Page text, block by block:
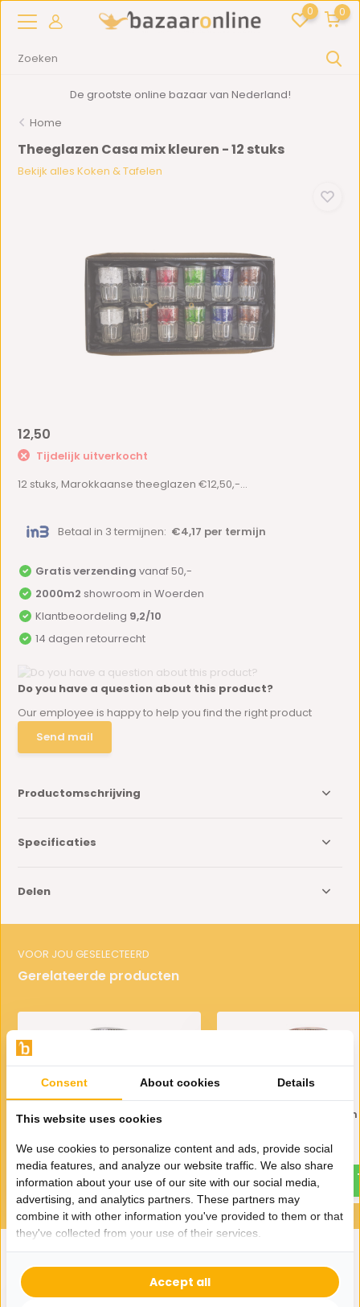
0 0
De grootste online bazaar van Nederland!
Home
Theeglazen Casa mix kleuren - 12 stuks
Bekijk alles Koken & Tafelen
12,50
Tijdelijk uitverkocht
12 stuks, Marokkaanse theeglazen €12,50,-...
Betaal in 3 termijnen: €4,17 per termijn
Gratis verzending vanaf 50,-
2000m2 showroom in Woerden
Klantbeoordeling 9,2/10
14 dagen retourrecht
Do you have a question about this product?
Our employee is happy to help you find the right product
Send mail
Productomschrijving
Specificaties
Delen
VOOR JOU GESELECTEERD
Gerelateerde producten
Theeglazen Marrakech Zilver
- 12 stuks
15,-
Theeglazen
15,-
Eerder bekeken door jou
Consent About cookies Details
This website uses cookies
We use cookies to personalize content and ads, provide social
media features, and analyze our website traffic. We also share
information about your use of our site with our social media,
advertising, and analytics partners. These partners may
combine it with other information you've provided to them or that
they've collected from your use of their services.
Accept all